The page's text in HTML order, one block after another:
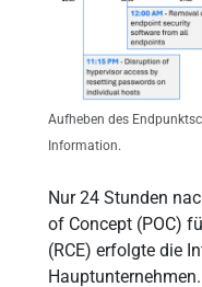
Aufheben des
Information.
Nur 24 Stunden
of Concept (POC)
(RCE) erfolgte die